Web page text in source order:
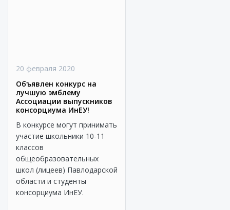
20 февраля 2020
Объявлен конкурс на
лучшую эмблему
Ассоциации выпускников
консорциума ИнЕУ!
В конкурсе могут принимать
участие школьники 10-11
классов
общеобразовательных
школ (лицеев) Павлодарской
области и студенты
консорциума ИнЕУ.